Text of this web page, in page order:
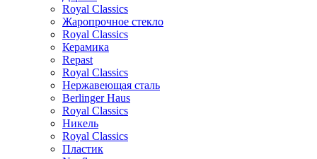
Royal Classics
Жаропрочное стекло
Royal Classics
Керамика
Repast
Royal Classics
Нержавеющая сталь
Berlinger Haus
Royal Classics
Никель
Royal Classics
Пластик